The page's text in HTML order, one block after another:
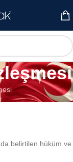
belirtilen hüküm ve